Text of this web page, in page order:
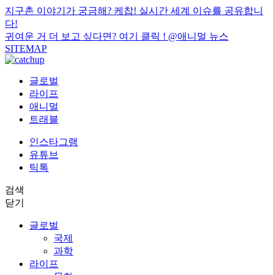
지구촌 이야기가 궁금해? 케찹! 실시간 세계 이슈를 공유합니
다!
귀여운 거 더 보고 싶다면? 여기 클릭 ! @애니멀 뉴스
SITEMAP
글로벌
라이프
애니멀
트래블
인스타그램
유튜브
틱톡
검색
닫기
글로벌
국제
과학
라이프